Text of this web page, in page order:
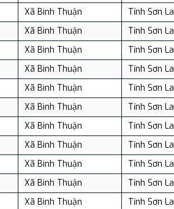
Xã Bình Thuận
Tỉnh Sơn La
Xã Bình Thuận
Tỉnh Sơn La
Xã Bình Thuận
Tỉnh Sơn La
Xã Bình Thuận
Tỉnh Sơn La
Xã Bình Thuận
Tỉnh Sơn La
Xã Bình Thuận
Tỉnh Sơn La
Xã Bình Thuận
Tỉnh Sơn La
Xã Bình Thuận
Tỉnh Sơn La
Xã Bình Thuận
Tỉnh Sơn La
Xã Bình Thuận
Tỉnh Sơn La
Xã Bình Thuận
Tỉnh Sơn La